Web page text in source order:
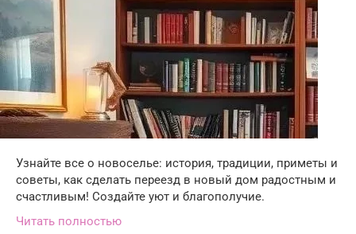
Узнайте все о новоселье: история, традиции, приметы и
советы, как сделать переезд в новый дом радостным и
счастливым! Создайте уют и благополучие.
Читать полностью